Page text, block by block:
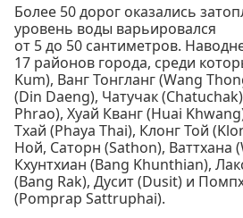
Более 50 дорог оказались
уровень воды варьировался
от 5 до 50 сантиметров.
17 районов города, среди
Kum), Ванг Тонгланг (Wang
(Din Daeng), Чатучак
Phrao), Хуай Кванг (Huai
Тхай (Phaya Thai), Клонг Той
Ной, Саторн (Sathon), Ваттхана
Кхунтхиан (Bang Khunthian),
(Bang Rak), Дусит (Dusit) и
(Pomprap Sattruphai).